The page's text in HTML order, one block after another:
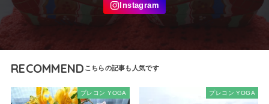
RECOMMEND
プレコン YOGA プレコン YOGA